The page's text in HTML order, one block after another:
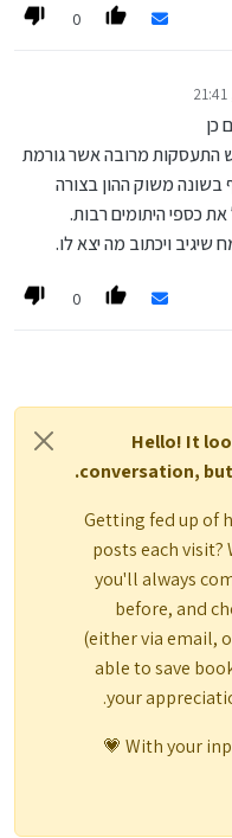
0
כן
התעסקות מרובה אשר גורמת
משוק ההון בצורה
כספי היתומים רבות.
ויכתוב מה יצא לו.
0
Hello! It
conversation,
Getting fed up of
posts each visit?
you'll always
before, and
(either via email,
able to save
your
With your